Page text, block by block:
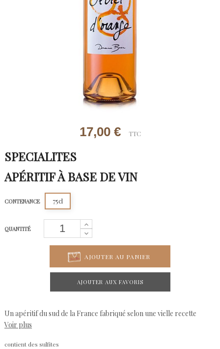
17,00 € TTC
SPECIALITES
APÉRITIF À BASE DE VIN
CONTENANCE 75cl
QUANTITÉ
AJOUTER AU PANIER
AJOUTER AUX FAVORIS
Un apéritif du sud de la France fabriqué selon une vielle recette
provençale...du vin macéré avec de l'eau de vie, des épices, des
Voir plus
contient des sulfites